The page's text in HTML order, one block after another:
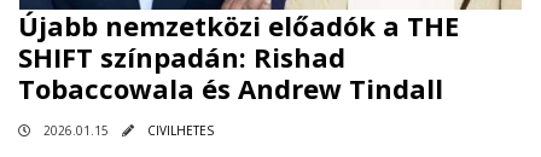
Újabb nemzetközi előadók a THE
SHIFT színpadán: Rishad
Tobaccowala és Andrew Tindall
2026.01.15 CIVILHETES